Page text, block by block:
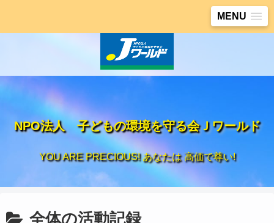
MENU
NPO法人 子どもの環境を守る会Ｊワールド
YOU ARE PRECIOUS! あなたは 高価で尊い!
全体の活動記録